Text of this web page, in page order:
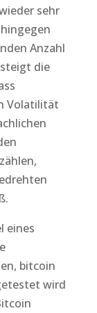
sehr
Anzahl
die
Volatilität
eines
bitcoin
wird